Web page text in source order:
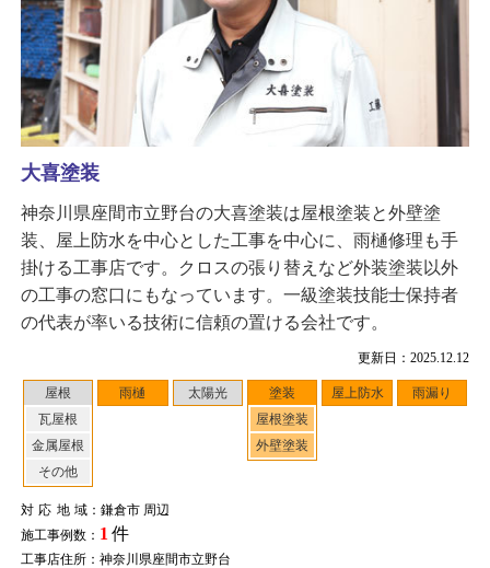
更新日：2025.12.12
屋根
瓦屋根
金属屋根
その他
雨樋 太陽光
塗装
屋根塗装
外壁塗装
屋上防水 雨漏り
対応地域：鎌倉市 周辺
施工事例数： 1 件
工事店住所：神奈川県座間市立野台
大喜塗装
神奈川県座間市立野台の大喜塗装は屋根塗装と外壁塗
装、屋上防水を中心とした工事を中心に、雨樋修理も手
掛ける工事店です。クロスの張り替えなど外装塗装以外
の工事の窓口にもなっています。一級塗装技能士保持者
の代表が率いる技術に信頼の置ける会社です。